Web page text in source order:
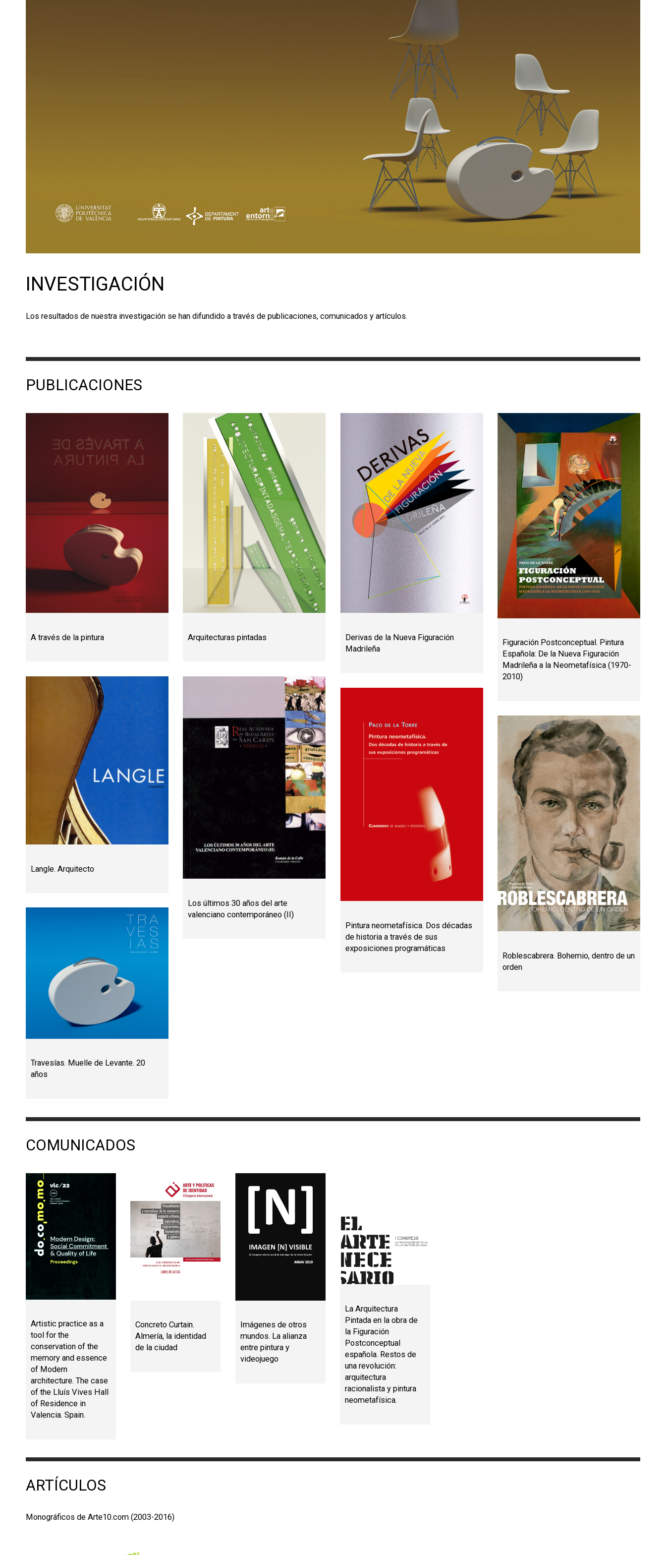
INVESTIGACIÓN
Los resultados de nuestra investigación se han difundido a través de publicaciones, comunicados y artículos.
PUBLICACIONES
A través de la pintura Arquitecturas pintadas
Derivas de la Nueva Figuración
Madrileña
Figuración Postconceptual. Pintura
Española: De la Nueva Figuración
Madrileña a la Neometafísica (1970-
2010)
Langle. Arquitecto
Los últimos 30 años del arte
valenciano contemporáneo (II)
Pintura neometafísica. Dos décadas
de historia a través de sus
exposiciones programáticas
Roblescabrera. Bohemio, dentro de un
orden
Travesías. Muelle de Levante. 20
años
COMUNICADOS
Artistic practice as a
tool for the
conservation of the
memory and essence
of Modern
architecture. The case
of the Lluís Vives Hall
of Residence in
Valencia. Spain.
Concreto Curtain.
Almería, la identidad
de la ciudad
Imágenes de otros
mundos. La alianza
entre pintura y
videojuego
La Arquitectura
Pintada en la obra de
la Figuración
Postconceptual
española. Restos de
una revolución:
arquitectura
racionalista y pintura
neometafísica.
ARTÍCULOS
Monográficos de Arte10.com (2003-2016)